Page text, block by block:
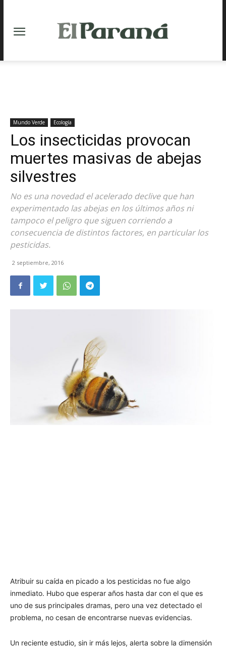
Mundo Verde Ecología
Los insecticidas provocan
muertes masivas de abejas
silvestres
No es una novedad el acelerado declive que han
experimentado las abejas en los últimos años ni
tampoco el peligro que siguen corriendo a
consecuencia de distintos factores, en particular los
pesticidas.
2 septiembre, 2016
Atribuir su caída en picado a los pesticidas no fue algo
inmediato. Hubo que esperar años hasta dar con el que es
uno de sus principales dramas, pero una vez detectado el
problema, no cesan de encontrarse nuevas evidencias.
Un reciente estudio, sin ir más lejos, alerta sobre la dimensión